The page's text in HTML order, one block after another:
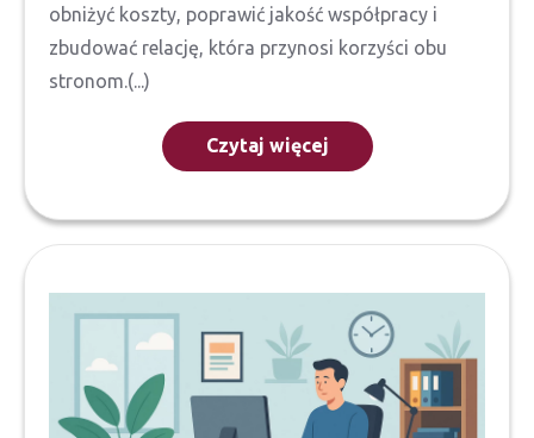
obniżyć koszty, poprawić jakość współpracy i
zbudować relację, która przynosi korzyści obu
stronom.(...)
Czytaj więcej